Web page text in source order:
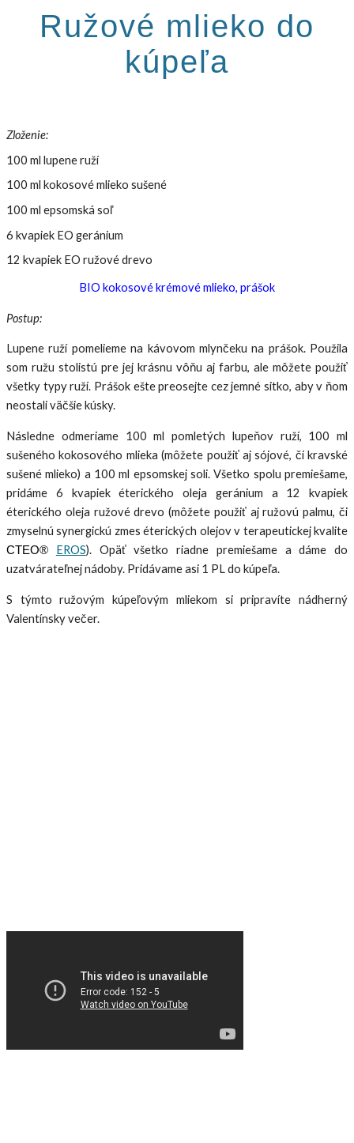
Ružové mlieko do
kúpeľa
Zloženie:
100 ml lupene ruží
100 ml kokosové mlieko sušené
100 ml epsomská soľ
6 kvapiek EO geránium
12 kvapiek EO ružové drevo
BIO kokosové krémové mlieko, prášok
Postup:
Lupene ruží pomelieme na kávovom mlynčeku na prášok. Použila
som ružu stolistú pre jej krásnu vôňu aj farbu, ale môžete použiť
všetky typy ruží. Prášok ešte preosejte cez jemné sitko, aby v ňom
neostali väčšie kúsky.
Následne odmeriame 100 ml pomletých lupeňov ruží, 100 ml
sušeného kokosového mlieka (môžete použiť aj sójové, či kravské
sušené mlieko) a 100 ml epsomskej soli. Všetko spolu premiešame,
pridáme 6 kvapiek éterického oleja geránium a 12 kvapiek
éterického oleja ružové drevo (môžete použiť aj ružovú palmu, či
zmyselnú synergickú zmes éterických olejov v terapeutickej kvalite
CTEO® EROS). Opäť všetko riadne premiešame a dáme do
uzatvárateľnej nádoby. Pridávame asi 1 PL do kúpeľa.
S týmto ružovým kúpeľovým mliekom si pripravíte nádherný
Valentínsky večer.